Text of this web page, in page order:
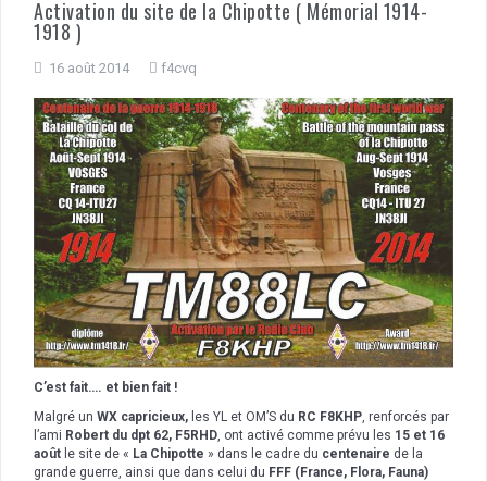
Activation du site de la Chipotte ( Mémorial 1914-
1918 )
16 août 2014 f4cvq
C’est fait…. et bien fait !
Malgré un WX capricieux, les YL et OM’S du RC F8KHP , renforcés par
l’ami Robert du dpt 62, F5RHD , ont activé comme prévu les 15 et 16
août le site de « La Chipotte » dans le cadre du centenaire de la
grande guerre, ainsi que dans celui du FFF (France, Flora, Fauna)